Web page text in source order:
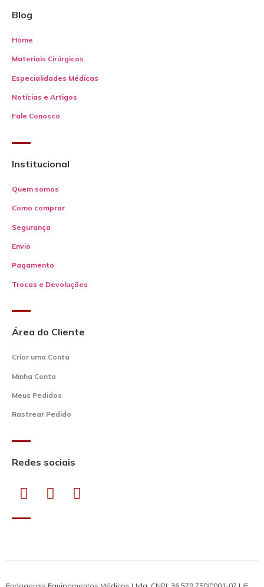
Blog
Home
Materiais Cirúrgicos
Especialidades Médicas
Notícias e Artigos
Fale Conosco
Institucional
Quem somos
Como comprar
Segurança
Envio
Pagamento
Trocas e Devoluções
Área do Cliente
Criar uma Conta
Minha Conta
Meus Pedidos
Rastrear Pedido
Redes sociais